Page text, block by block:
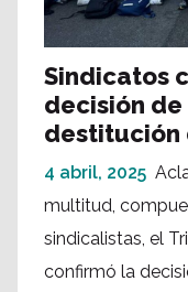
Sindicatos
decisión
destitución
4 abril, 2025
multitud,
sindicalistas, el
confirmó la